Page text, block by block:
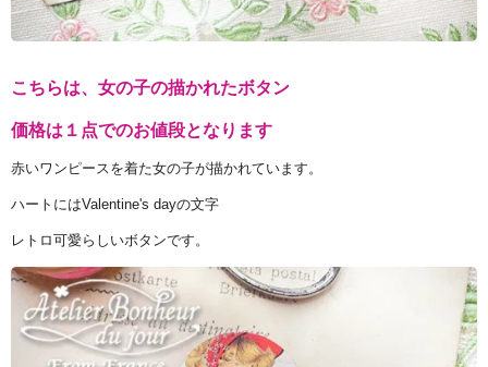
こちらは、女の子の描かれたボタン
価格は１点でのお値段となります
赤いワンピースを着た女の子が描かれています。
ハートにはValentine's dayの文字
レトロ可愛らしいボタンです。